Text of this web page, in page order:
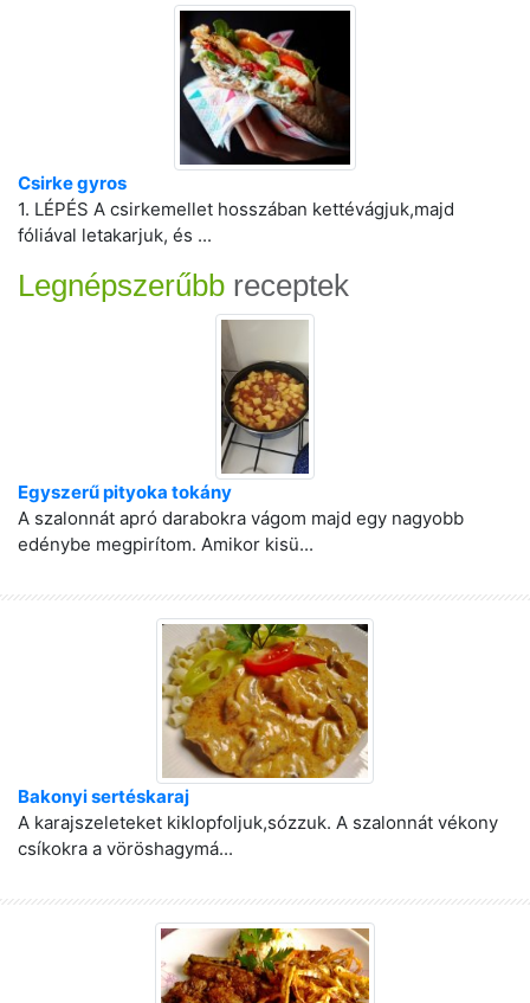
Csirke gyros
1. LÉPÉS A csirkemellet hosszában kettévágjuk,majd
fóliával letakarjuk, és ...
Legnépszerűbb receptek
Egyszerű pityoka tokány
A szalonnát apró darabokra vágom majd egy nagyobb
edénybe megpirítom. Amikor kisü...
Bakonyi sertéskaraj
A karajszeleteket kiklopfoljuk,sózzuk. A szalonnát vékony
csíkokra a vöröshagymá...